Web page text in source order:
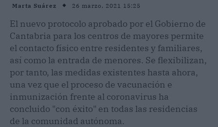
Marta Suárez 26 marzo, 2021 15:25
El nuevo protocolo aprobado por el Gobierno de
Cantabria para los centros de mayores permite
el contacto físico entre residentes y familiares,
así como la entrada de menores. Se flexibilizan,
por tanto, las medidas existentes hasta ahora,
una vez que el proceso de vacunación e
inmunización frente al coronavirus ha
concluido "con éxito" en todas las residencias
de la comunidad autónoma.